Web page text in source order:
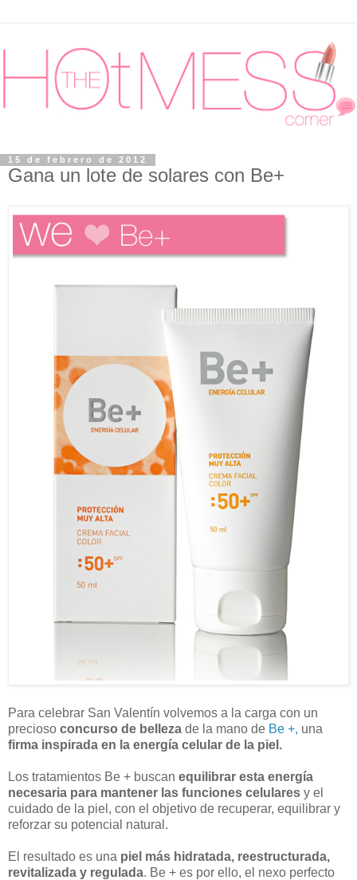
15 de febrero de 2012
Gana un lote de solares con Be+
Para celebrar San Valentín volvemos a la carga con un
precioso concurso de belleza de la mano de Be +, una
firma inspirada en la energía celular de la piel.
Los tratamientos Be + buscan equilibrar esta energía
necesaria para mantener las funciones celulares y el
cuidado de la piel, con el objetivo de recuperar, equilibrar y
reforzar su potencial natural.
El resultado es una piel más hidratada, reestructurada,
revitalizada y regulada. Be + es por ello, el nexo perfecto